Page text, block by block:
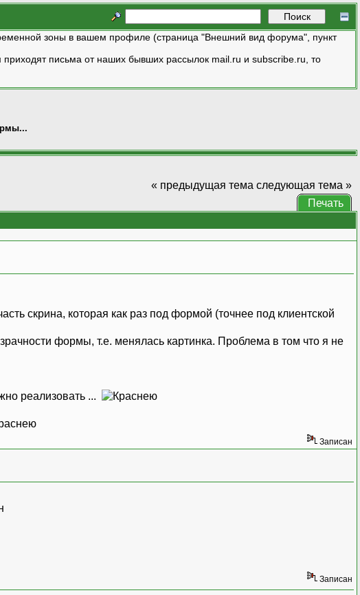
зоны в вашем профиле (страница "Внешний вид форума", пункт
письма от наших бывших рассылок mail.ru и subscribe.ru, то
« предыдущая тема следующая тема »
Печать
скрина, которая как раз под формой (точнее под клиентской
формы, т.е. менялась картинка. Проблема в том что я не
реализовать ...
Записан
Записан